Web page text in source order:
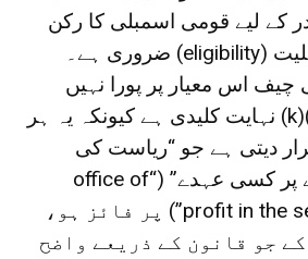
لیے قومی اسمبلی کا رکن
منتخب ہونے کی اہلیت (eligibility) ضروری ہے۔
اس معیار پر پورا نہیں
اترتا۔ آرٹیکل 63(1)(k) نہایت کلیدی ہے کیونکہ یہ ہر
دیتی ہے جو “ریاست کی
ملازمت کے معاوضے پر کسی عہدے” (“office of
profit in the service of Pakistan”) پر فائز ہو،
جو قانون کے ذریعے واضح